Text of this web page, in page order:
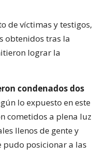
de víctimas y testigos,
obtenidos tras la
lograr la
condenados dos
lo expuesto en este
cometidos a plena luz
llenos de gente y
pudo posicionar a las